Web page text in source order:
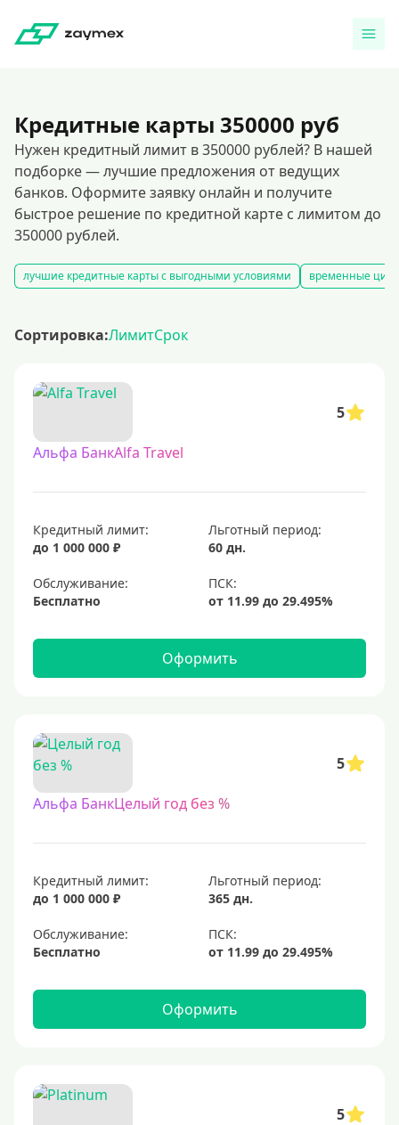
Кредитные карты 350000 руб
Нужен кредитный лимит в 350000 рублей? В нашей
подборке — лучшие предложения от ведущих
банков. Оформите заявку онлайн и получите
быстрое решение по кредитной карте с лимитом до
350000 рублей.
лучшие кредитные карты с выгодными условиями временные
Сортировка:ЛимитСрок
5
Альфа БанкAlfa Travel
Кредитный лимит:
до 1 000 000 ₽
Льготный период:
60 дн.
Обслуживание:
Бесплатно
Оформить
5
Альфа БанкЦелый год без %
Кредитный лимит:
до 1 000 000 ₽
Льготный период:
365 дн.
Обслуживание:
Бесплатно
Оформить
5